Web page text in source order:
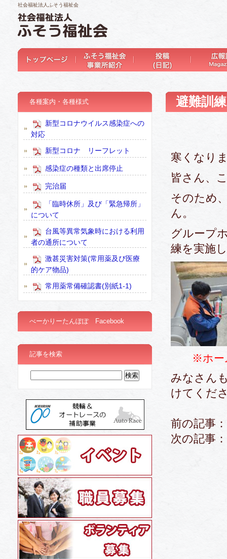
社会福祉法人ふそう福祉会
避難訓
寒くなり
皆さん、
そのため
ん。
グループ
練を実施
※ホー
みなさん
けてくだ
前の記事
次の記事
各種案内・各種様式
新型コロナウイルス感染症への
対応
新型コロナ リーフレット
感染症の種類と出席停止
完治届
「臨時休所」及び「緊急帰所」
について
台風等異常気象時における利用
者の通所について
激甚災害対策(常用薬及び医療
的ケア物品)
常用薬常備確認書(別紙1-1)
べーかりーたんぽぽ Facebook
記事を検索